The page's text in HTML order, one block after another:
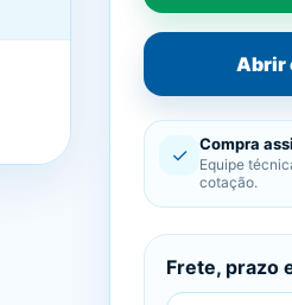
Abrir
✓ Compra
Equipe
cotação.
Frete, prazo